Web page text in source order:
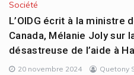
Société
L’OIDG écrit à la
Canada, Mélanie Joly sur
désastreuse de l’aide à
20 novembre 2024 Quetony